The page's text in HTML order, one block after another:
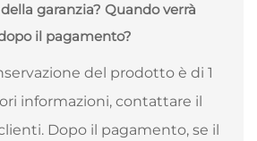
garanzia? Quando verrà
il pagamento?
del prodotto è di 1
informazioni, contattare il
Dopo il pagamento, se il